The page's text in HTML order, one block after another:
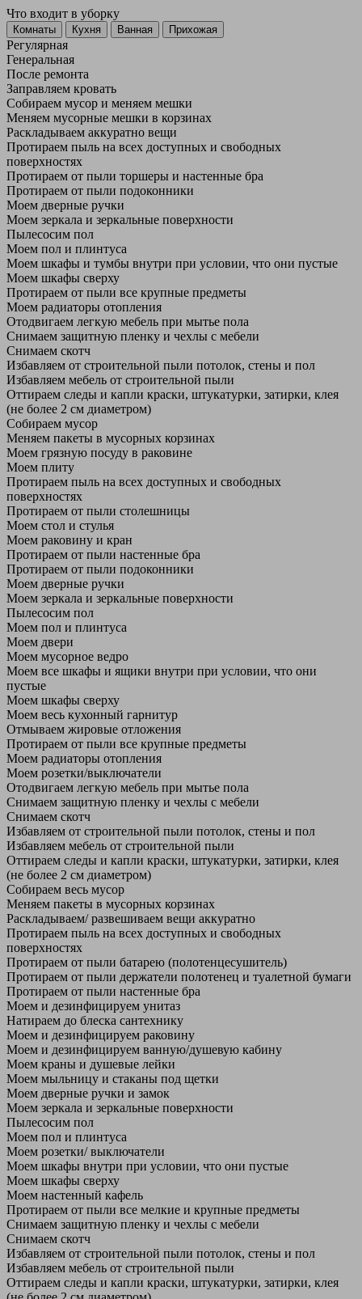
Что входит в уборку
Регу­лярная
Гене­ральная
После ремонта
Заправляем кровать
Собираем мусор и меняем мешки
Меняем мусорные мешки в корзинах
Раскладываем аккуратно вещи
Протираем пыль на всех доступных и свободных
поверхностях
Протираем от пыли торшеры и настенные бра
Протираем от пыли подоконники
Моем дверные ручки
Моем зеркала и зеркальные поверхности
Пылесосим пол
Моем пол и плинтуса
Моем шкафы и тумбы внутри при условии, что они пустые
Моем шкафы сверху
Протираем от пыли все крупные предметы
Моем радиаторы отопления
Отодвигаем легкую мебель при мытье пола
Снимаем защитную пленку и чехлы с мебели
Снимаем скотч
Избавляем от строительной пыли потолок, стены и пол
Избавляем мебель от строительной пыли
Оттираем следы и капли краски, штукатурки, затирки, клея
(не более 2 см диаметром)
Собираем мусор
Меняем пакеты в мусорных корзинах
Моем грязную посуду в раковине
Моем плиту
Протираем пыль на всех доступных и свободных
поверхностях
Протираем от пыли столешницы
Моем стол и стулья
Моем раковину и кран
Протираем от пыли настенные бра
Протираем от пыли подоконники
Моем дверные ручки
Моем зеркала и зеркальные поверхности
Пылесосим пол
Моем пол и плинтуса
Моем двери
Моем мусорное ведро
Моем все шкафы и ящики внутри при условии, что они
пустые
Моем шкафы сверху
Моем весь кухонный гарнитур
Отмываем жировые отложения
Протираем от пыли все крупные предметы
Моем радиаторы отопления
Моем розетки/выключатели
Отодвигаем легкую мебель при мытье пола
Снимаем защитную пленку и чехлы с мебели
Снимаем скотч
Избавляем от строительной пыли потолок, стены и пол
Избавляем мебель от строительной пыли
Оттираем следы и капли краски, штукатурки, затирки, клея
(не более 2 см диаметром)
Собираем весь мусор
Меняем пакеты в мусорных корзинах
Раскладываем/ развешиваем вещи аккуратно
Протираем пыль на всех доступных и свободных
поверхностях
Протираем от пыли батарею (полотенцесушитель)
Протираем от пыли держатели полотенец и туалетной бумаги
Протираем от пыли настенные бра
Моем и дезинфицируем унитаз
Натираем до блеска сантехнику
Моем и дезинфицируем раковину
Моем и дезинфицируем ванную/душевую кабину
Моем краны и душевые лейки
Моем мыльницу и стаканы под щетки
Моем дверные ручки и замок
Моем зеркала и зеркальные поверхности
Пылесосим пол
Моем пол и плинтуса
Моем розетки/ выключатели
Моем шкафы внутри при условии, что они пустые
Моем шкафы сверху
Моем настенный кафель
Протираем от пыли все мелкие и крупные предметы
Снимаем защитную пленку и чехлы с мебели
Снимаем скотч
Избавляем от строительной пыли потолок, стены и пол
Избавляем мебель от строительной пыли
Оттираем следы и капли краски, штукатурки, затирки, клея